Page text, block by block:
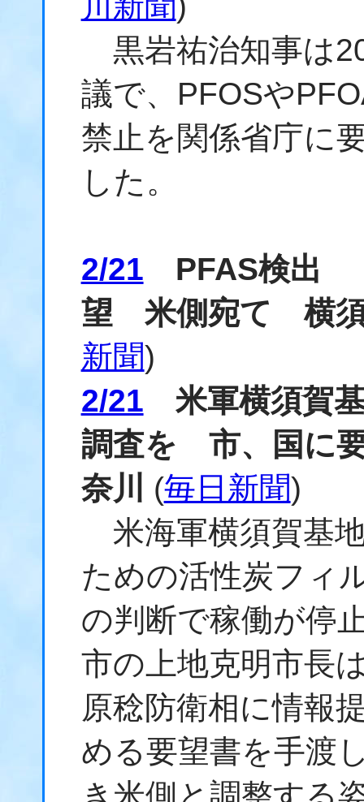
黒岩祐治知事は
議で、PFOSや
禁止を関係省庁に
した。
2/21 PFAS検出
望 米側宛て 横須
新聞)
2/21 米軍横須賀
調査を 市、国に
奈川
(毎日新聞)
米海軍横須賀基
ための活性炭フィ
の判断で稼働が停
市の上地克明市長
原稔防衛相に情報
める要望書を手渡